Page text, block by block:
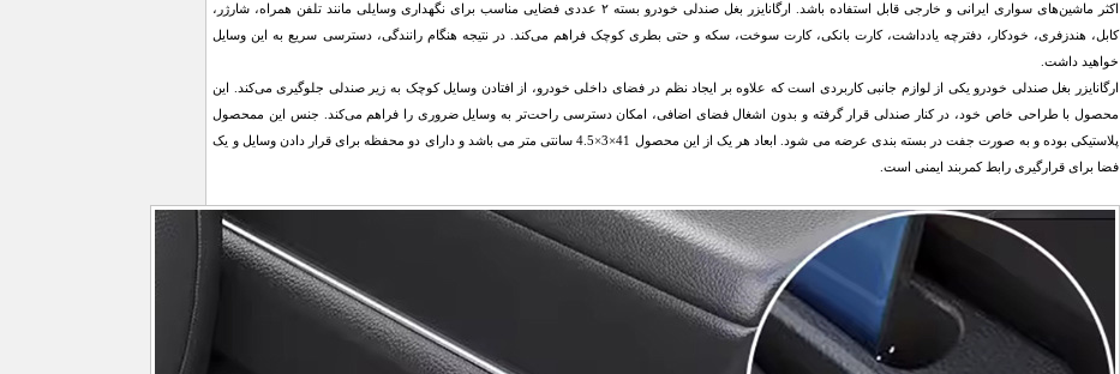
اکثر ماشین‌های سواری ایرانی و خارجی قابل استفاده باشد. ارگانایزر بغل صندلی خودرو بسته ۲ عددی فضایی مناسب برای نگهداری وسایلی مانند تلفن همراه، شارژر،
کابل، هندزفری، خودکار، دفترچه یادداشت، کارت بانکی، کارت سوخت، سکه و حتی بطری کوچک فراهم می‌کند. در نتیجه هنگام رانندگی، دسترسی سریع به این وسایل
خواهید داشت.
ارگانایزر بغل صندلی خودرو یکی از لوازم جانبی کاربردی است که علاوه بر ایجاد نظم در فضای داخلی خودرو، از افتادن وسایل کوچک به زیر صندلی جلوگیری می‌کند. این
محصول با طراحی خاص خود، در کنار صندلی قرار گرفته و بدون اشغال فضای اضافی، امکان دسترسی راحت‌تر به وسایل ضروری را فراهم می‌کند. جنس این ممحصول
پلاستیکی بوده و به صورت جفت در بسته بندی عرضه می شود. ابعاد هر یک از این محصول 41×3×4.5 سانتی متر می باشد و دارای دو محفظه برای قرار دادن وسایل و یک
فضا برای قرارگیری رابط کمربند ایمنی است.